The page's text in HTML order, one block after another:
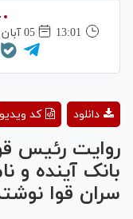
13:01
05 آبان 1404
کد ویدیو دانلود
روایت رئیس
بانک آینده و
سران قوا